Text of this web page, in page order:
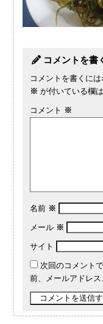
コメントを書
コメントを書くに
※ が付いている欄
コメント ※
名前 ※
メール ※
サイト
次回のコメント
前、メールアドレス